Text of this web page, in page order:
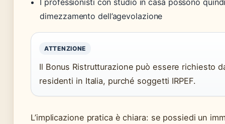
I professionisti con studio in casa possono
dimezzamento dell’agevolazione
ATTENZIONE
Il Bonus Ristrutturazione può essere richiesto
residenti in Italia, purché soggetti IRPEF.
L’implicazione pratica è chiara: se possiedi un